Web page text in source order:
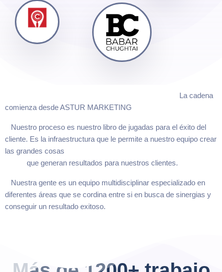
La cadena
comienza desde ASTUR MARKETING
Nuestro proceso es nuestro libro de jugadas para el éxito del
cliente. Es la infraestructura que le permite a nuestro equipo crear
las grandes cosas
que generan resultados para nuestros clientes.
Nuestra gente es un equipo multidisciplinar especializado en
diferentes áreas que se cordina entre si en busca de sinergias y
conseguir un resultado exitoso.